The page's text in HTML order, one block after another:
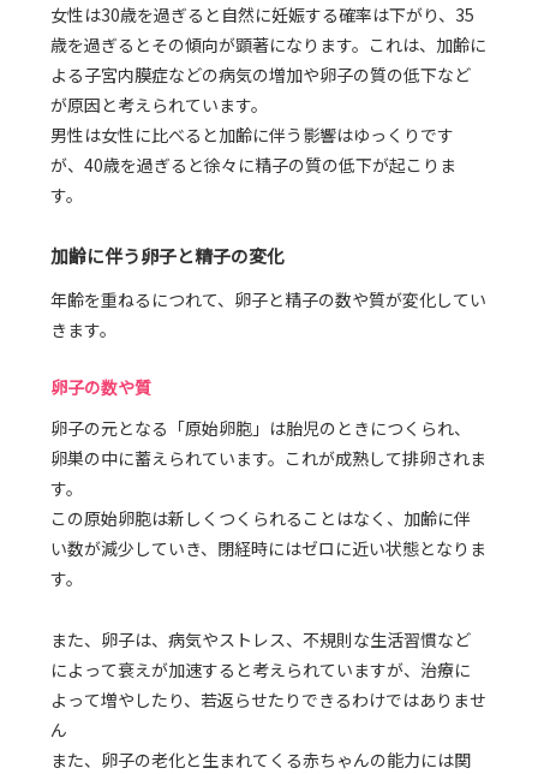
女性は30歳を過ぎると自然に妊娠する確率は下がり、35
歳を過ぎるとその傾向が顕著になります。これは、加齢に
よる子宮内膜症などの病気の増加や卵子の質の低下など
が原因と考えられています。
男性は女性に比べると加齢に伴う影響はゆっくりです
が、40歳を過ぎると徐々に精子の質の低下が起こりま
す。
加齢に伴う卵子と精子の変化
年齢を重ねるにつれて、卵子と精子の数や質が変化してい
きます。
卵子の数や質
卵子の元となる「原始卵胞」は胎児のときにつくられ、
卵巣の中に蓄えられています。これが成熟して排卵されま
す。
この原始卵胞は新しくつくられることはなく、加齢に伴
い数が減少していき、閉経時にはゼロに近い状態となりま
す。
また、卵子は、病気やストレス、不規則な生活習慣など
によって衰えが加速すると考えられていますが、治療に
よって増やしたり、若返らせたりできるわけではありませ
ん
また、卵子の老化と生まれてくる赤ちゃんの能力には関